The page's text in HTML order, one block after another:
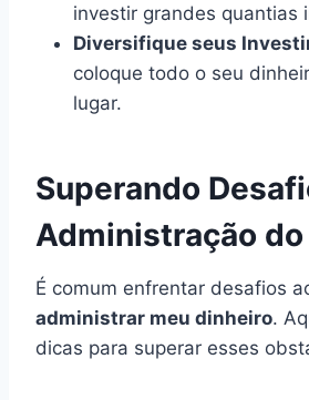
investir grandes quantias
Diversifique seus
coloque todo o seu
lugar.
Superando
Administração
É comum enfrentar desafios
administrar meu dinheiro.
dicas para superar esses